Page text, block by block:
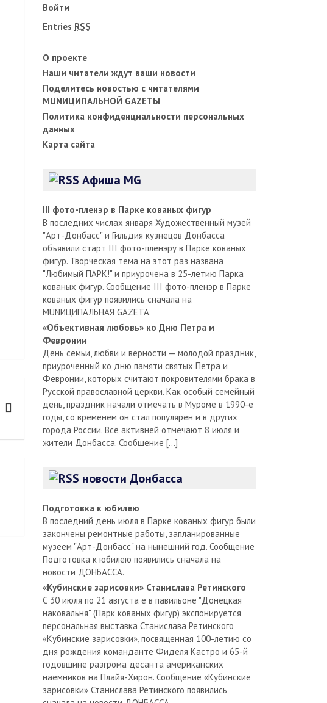
Войти
Entries RSS
О проекте
Наши читатели ждут ваши новости
Поделитесь новостью с читателями
MUNИЦИПАЛЬНОЙ GAZЕТЫ
Политика конфиденциальности персональных
данных
Карта сайта
Афиша MG
III фото-пленэр в Парке кованых фигур
В последних числах января Художественный музей
"Арт-Донбасс" и Гильдия кузнецов Донбасса
объявили старт III фото-пленэру в Парке кованых
фигур. Творческая тема на этот раз названа
"Любимый ПАРК!" и приурочена в 25-летию Парка
кованых фигур. Сообщение III фото-пленэр в Парке
кованых фигур появились сначала на
MUNИЦИПАЛЬНАЯ GAZЕТА.
«Объективная любовь» ко Дню Петра и
Февронии
День семьи, любви и верности — молодой праздник,
приуроченный ко дню памяти святых Петра и
Февронии, которых считают покровителями брака в
Русской православной церкви. Как особый семейный
день, праздник начали отмечать в Муроме в 1990-е
годы, со временем он стал популярен и в других
города России. Всё активней отмечают 8 июля и
жители Донбасса. Сообщение […]
новости Донбасса
Подготовка к юбилею
В последний день июля в Парке кованых фигур были
закончены ремонтные работы, запланированные
музеем "Арт-Донбасс" на нынешний год. Сообщение
Подготовка к юбилею появились сначала на
новости ДОНБАССА.
«Кубинские зарисовки» Станислава Ретинского
С 30 июля по 21 августа е в павильоне "Донецкая
наковальня" (Парк кованых фигур) экспонируется
персональная выставка Станислава Ретинского
«Кубинские зарисовки», посвященная 100-летию со
дня рождения команданте Фиделя Кастро и 65-й
годовщине разгрома десанта американских
наемников на Плайя-Хирон. Сообщение «Кубинские
зарисовки» Станислава Ретинского появились